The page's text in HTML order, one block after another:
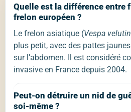
Quelle est la différence entre
frelon européen ?
Le frelon asiatique (Vespa
plus petit, avec des pattes
sur l’abdomen. Il est considéré
invasive en France depuis 2004.
Peut-on détruire un nid de
soi-même ?